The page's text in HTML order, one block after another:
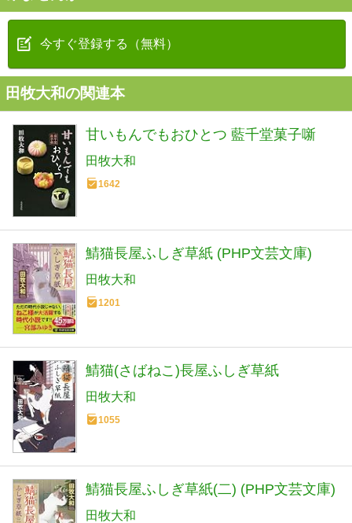
今すぐ登録する（無料）
田牧大和の関連本
甘いもんでもおひとつ 藍千堂菓子噺
田牧大和
1642
鯖猫長屋ふしぎ草紙 (PHP文芸文庫)
田牧大和
1201
鯖猫(さばねこ)長屋ふしぎ草紙
田牧大和
1055
鯖猫長屋ふしぎ草紙(二) (PHP文芸文庫)
田牧大和